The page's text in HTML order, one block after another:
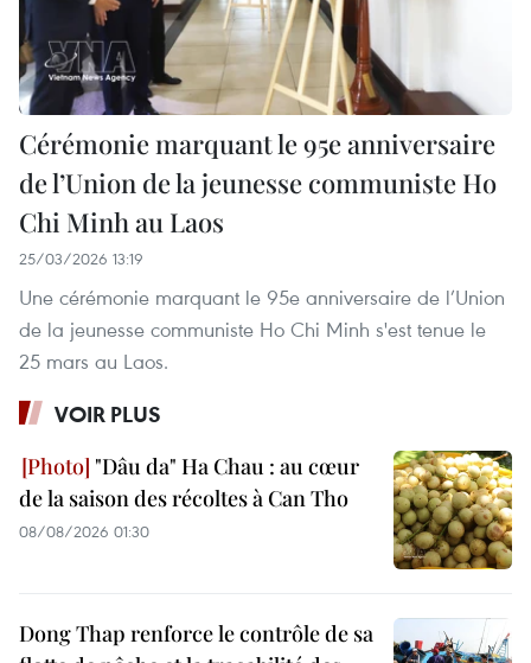
Cérémonie marquant le 95e anniversaire
de l’Union de la jeunesse communiste Ho
Chi Minh au Laos
25/03/2026 13:19
Une cérémonie marquant le 95e anniversaire de l’Union
de la jeunesse communiste Ho Chi Minh s'est tenue le
25 mars au Laos.
VOIR PLUS
"Dâu da" Ha Chau : au cœur
de la saison des récoltes à Can Tho
08/08/2026 01:30
Dong Thap renforce le contrôle de sa